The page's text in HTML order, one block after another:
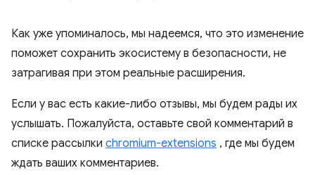
Как уже упоминалось, мы надеемся, что это изменение
поможет сохранить экосистему в безопасности, не
затрагивая при этом реальные расширения.
Если у вас есть какие-либо отзывы, мы будем рады их
услышать. Пожалуйста, оставьте свой комментарий в
списке рассылки chromium-extensions , где мы будем
ждать ваших комментариев.